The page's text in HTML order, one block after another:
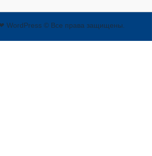
WordPress © Все права защищены.